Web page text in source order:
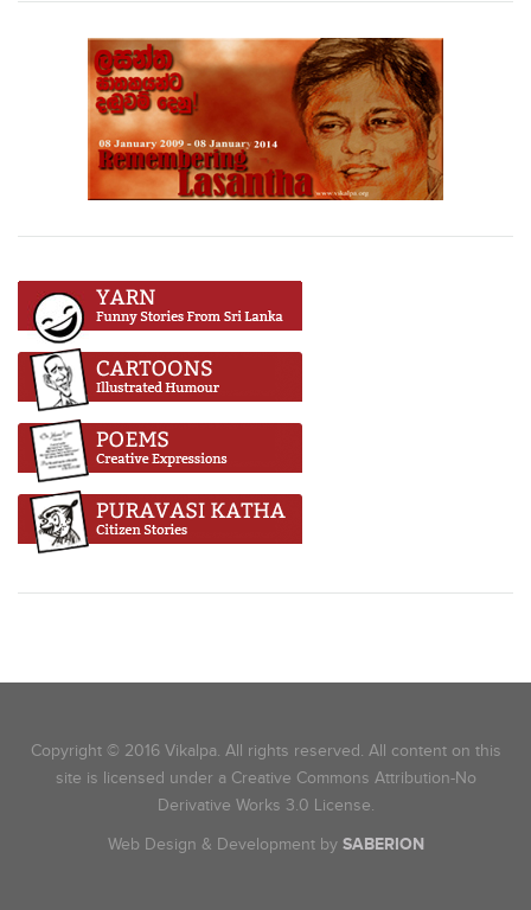
Copyright © 2016 Vikalpa. All rights reserved. All content on this
site is licensed under a Creative Commons Attribution-No
Derivative Works 3.0 License.
Web Design & Development by SABERION